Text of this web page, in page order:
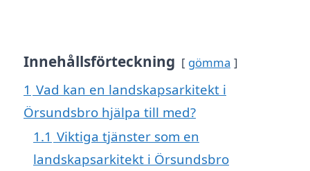
Innehållsförteckning gömma
1 Vad kan en landskapsarkitekt i
Örsundsbro hjälpa till med?
1.1 Viktiga tjänster som en
landskapsarkitekt i Örsundsbro